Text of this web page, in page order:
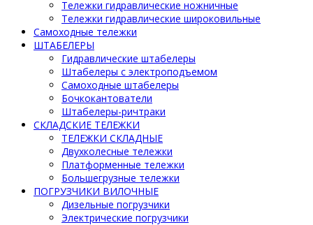
Тележки гидравлические ножничные
Тележки гидравлические широковильные
Самоходные тележки
ШТАБЕЛЕРЫ
Гидравлические штабелеры
Штабелеры с электроподъемом
Самоходные штабелеры
Бочкокантователи
Штабелеры-ричтраки
СКЛАДСКИЕ ТЕЛЕЖКИ
ТЕЛЕЖКИ СКЛАДНЫЕ
Двухколесные тележки
Платформенные тележки
Большегрузные тележки
ПОГРУЗЧИКИ ВИЛОЧНЫЕ
Дизельные погрузчики
Электрические погрузчики